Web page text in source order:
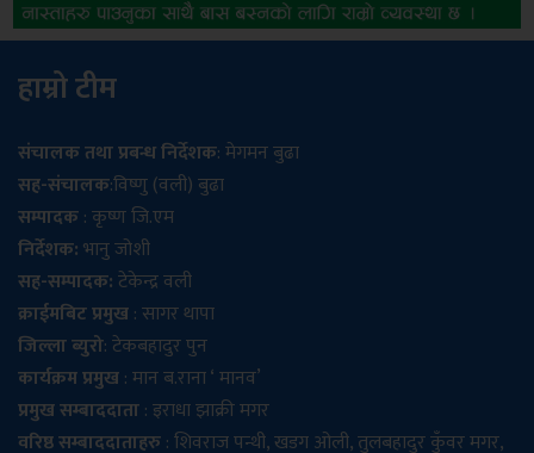
हाम्रो टीम
संचालक तथा प्रबन्ध निर्देशक: मेगमन बुढा
सह-संचालक:विष्णु (वली) बुढा
सम्पादक: कृष्ण जि.एम
निर्देशक:भानु जोशी
सह-सम्पादक:टेकेन्द्र वली
क्राईमबिट प्रमुख: सागर थापा
जिल्ला ब्युरो: टेकबहादुर पुन
कार्यक्रम प्रमुख: मान ब.राना ‘ मानव’
प्रमुख सम्बाददाता: इराधा झाक्री मगर
वरिष्ठ सम्बाददाताहरु: शिवराज पन्थी, खडग ओली, तुलबहादुर कुँवर मगर,